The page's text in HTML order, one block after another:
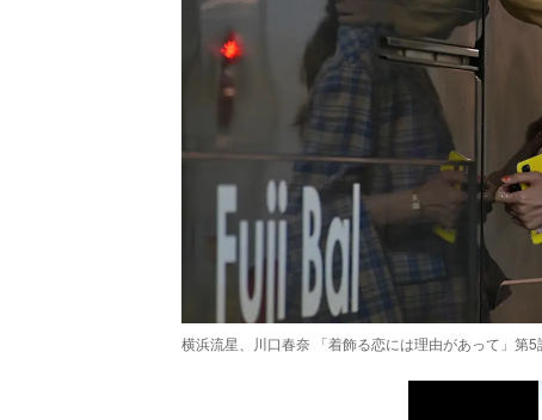
横浜流星、川口春奈 「着飾る恋には理由があって」第